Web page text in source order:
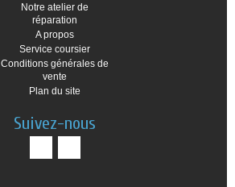
Notre atelier de
réparation
A propos
Service coursier
Conditions générales de
vente
Plan du site
Suivez-nous